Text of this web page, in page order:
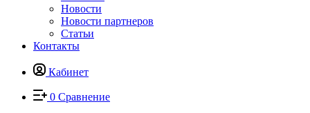
Новости
Новости партнеров
Статьи
Контакты
Кабинет
0 Сравнение